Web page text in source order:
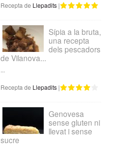
Recepta de Llepadits|
Sípia a la bruta,
una recepta
dels pescadors
de Vilanova...
...
Recepta de Llepadits|
Genovesa
sense gluten ni
llevat i sense
sucre